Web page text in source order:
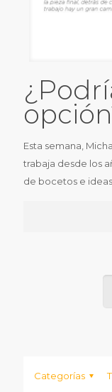
Esta semana,
trabaja desde los
de bocetos e
Categorías